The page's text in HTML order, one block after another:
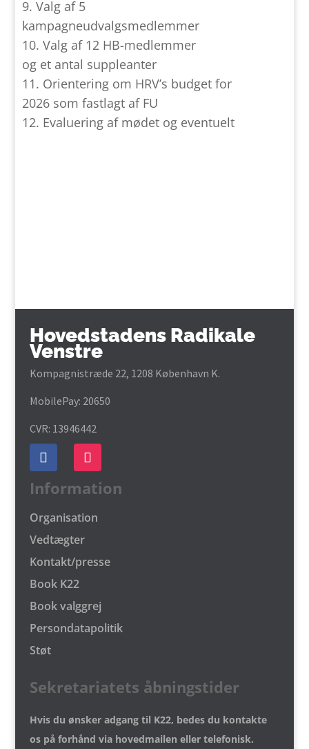
9. Valg af 5
kampagneudvalgsmedlemmer
10. Valg af 12 HB-medlemmer
og et antal suppleanter
11. Orientering om HRV’s budget for
2026 som fastlagt af FU
12. Evaluering af mødet og eventuelt
Hovedstadens Radikale
Venstre
Kompagnistræde 22, 1208 København K.
MobilePay: 20650
CVR: 13946442
Information
Organisation
Vedtægter
Kontakt/presse
Book K22
Book valggrej
Persondatapolitik
Støt
Sekretariatets åbningstider
Hvis du ønsker adgang til K22, bedes du kontakte
os på forhånd via hovedmailen eller telefonisk.